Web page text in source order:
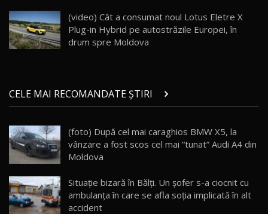
AutoBlog.MD
23:36
20
Noul ZEEKR 7X / Test Drive AutoBlog.MD
29:08
21
AutoBlog.MD
16:59
22
Noua Mazda 6e / Test Drive AutoBlog.MD
26:59
23
Lynk & Co 01 / Test Drive AutoBlog.MD
25:19
(video) Cât a consumat noul Lotus Eletre X
Plug-in Hybrid pe autostrăzile Europei, în
drum spre Moldova
CELE MAI RECOMANDATE ȘTIRI
(foto) După cel mai caraghios BMW X5, la
vânzare a fost scos cel mai “tunat” Audi A4 din
Moldova
Situație bizară în Bălți. Un șofer s-a ciocnit cu
ambulanța în care se afla soția implicată în alt
accident